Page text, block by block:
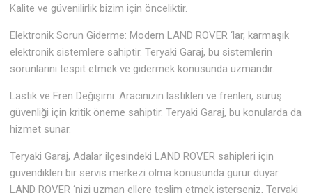
Kalite ve güvenilirlik bizim için önceliktir.
Elektronik Sorun Giderme: Modern LAND ROVER ‘lar, karmaşık
elektronik sistemlere sahiptir. Teryaki Garaj, bu sistemlerin
sorunlarını tespit etmek ve gidermek konusunda uzmandır.
Lastik ve Fren Değişimi: Aracınızın lastikleri ve frenleri, sürüş
güvenliği için kritik öneme sahiptir. Teryaki Garaj, bu konularda da
hizmet sunar.
Teryaki Garaj, Adalar ilçesindeki LAND ROVER sahipleri için
güvendikleri bir servis merkezi olma konusunda gurur duyar.
LAND ROVER ‘nizi uzman ellere teslim etmek isterseniz, Teryaki